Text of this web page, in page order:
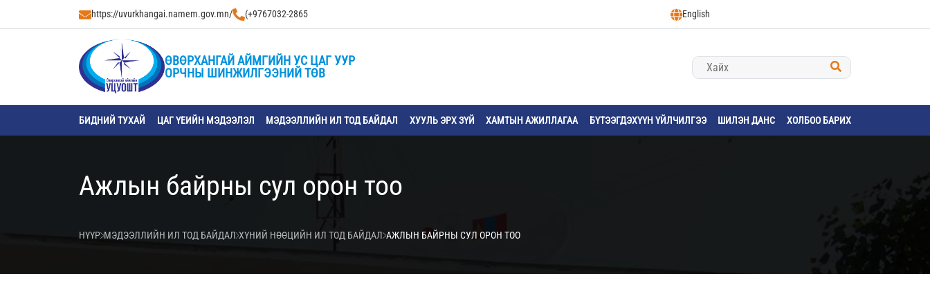
https://uvurkhangai.namem.gov.mn/ (+9767032-2865 English
ӨВӨРХАНГАЙ АЙМГИЙН УС ЦАГ УУР
ОРЧНЫ ШИНЖИЛГЭЭНИЙ ТӨВ
БИДНИЙ ТУХАЙ ЦАГ ҮЕИЙН МЭДЭЭЛЭЛ МЭДЭЭЛЛИЙН ИЛ ТОД БАЙДАЛ ХУУЛЬ ЭРХ ЗҮЙ ХАМТЫН АЖИЛЛАГАА БҮТЭЭГДЭХҮҮН ҮЙЛЧИЛГЭЭ ШИЛЭН ДАНС ХОЛБОО БАРИХ
Ажлын байрны сул орон тоо
НҮҮР МЭДЭЭЛЛИЙН ИЛ ТОД БАЙДАЛ ХҮНИЙ НӨӨЦИЙН ИЛ ТОД БАЙДАЛ АЖЛЫН БАЙРНЫ СУЛ ОРОН ТОО